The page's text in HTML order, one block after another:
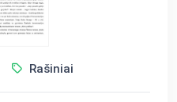
Rašiniai